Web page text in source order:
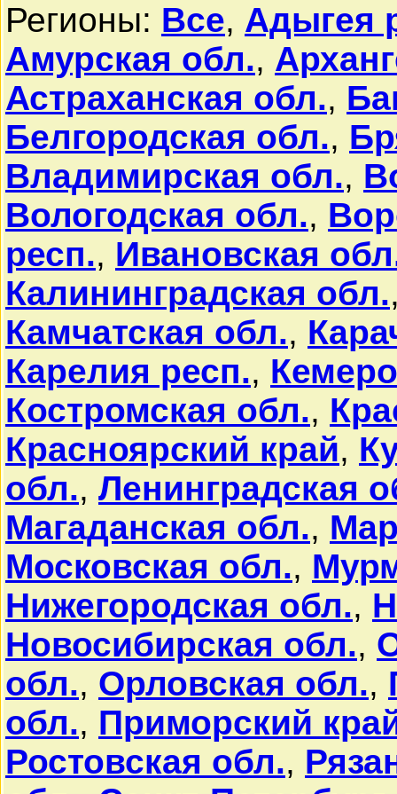
Регионы: Все, Адыгея
Амурская обл.,
Астраханская обл.,
Белгородская обл.,
Владимирская обл.,
Вологодская обл.,
респ., Ивановская
Калининградская обл.
Камчатская обл.,
Карелия респ.,
Костромская обл.,
Красноярский край,
обл., Ленинградская
Магаданская обл.,
Московская обл.,
Нижегородская обл.,
Новосибирская обл.,
обл., Орловская обл.,
обл., Приморский
Ростовская обл.,